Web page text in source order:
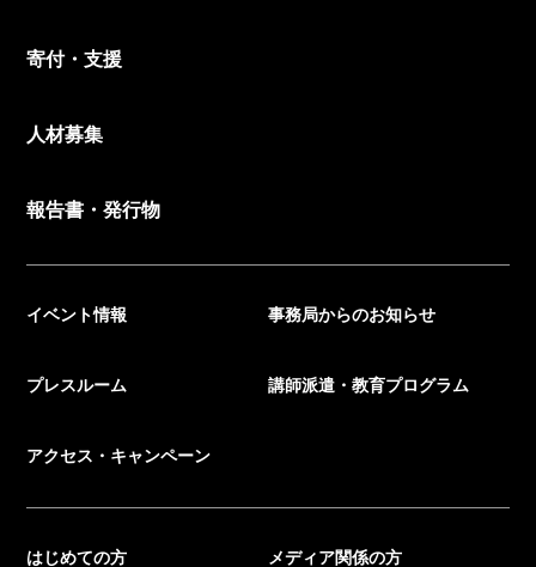
寄付・支援
人材募集
報告書・発行物
イベント情報 事務局からのお知らせ
プレスルーム 講師派遣・教育プログラム
アクセス・キャンペーン
はじめての方 メディア関係の方